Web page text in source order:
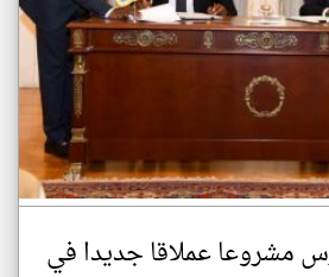
مشروعا عملاقا جديدا في